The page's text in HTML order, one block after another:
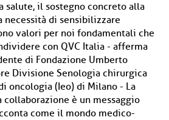
il sostegno concreto alla
necessità di sensibilizzare
valori per noi fondamentali che
con QVC Italia - afferma
di Fondazione Umberto
Divisione Senologia chirurgica
oncologia (Ieo) di Milano - La
è un messaggio
come il mondo medico-